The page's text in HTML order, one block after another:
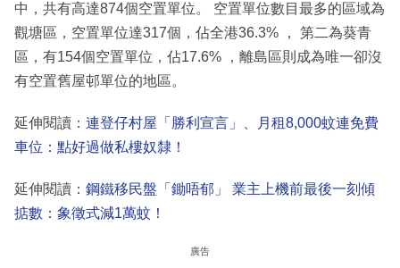
中，共有高達874個空置單位。 空置單位數目最多的區域為
觀塘區，空置單位達317個，佔全港36.3% ， 第二為葵青
區，有154個空置單位，佔17.6% ，離島區則成為唯一卻沒
有空置舊屋邨單位的地區。
延伸閱讀： 連登仔村屋「勝利宣言」、月租8,000蚊連免費
車位：點好過做私樓奴隸！
延伸閱讀： 鋼鐵移民盤「鋤唔郁」 業主上機前最後一刻傾
掂數：象徵式減1萬蚊！
廣告